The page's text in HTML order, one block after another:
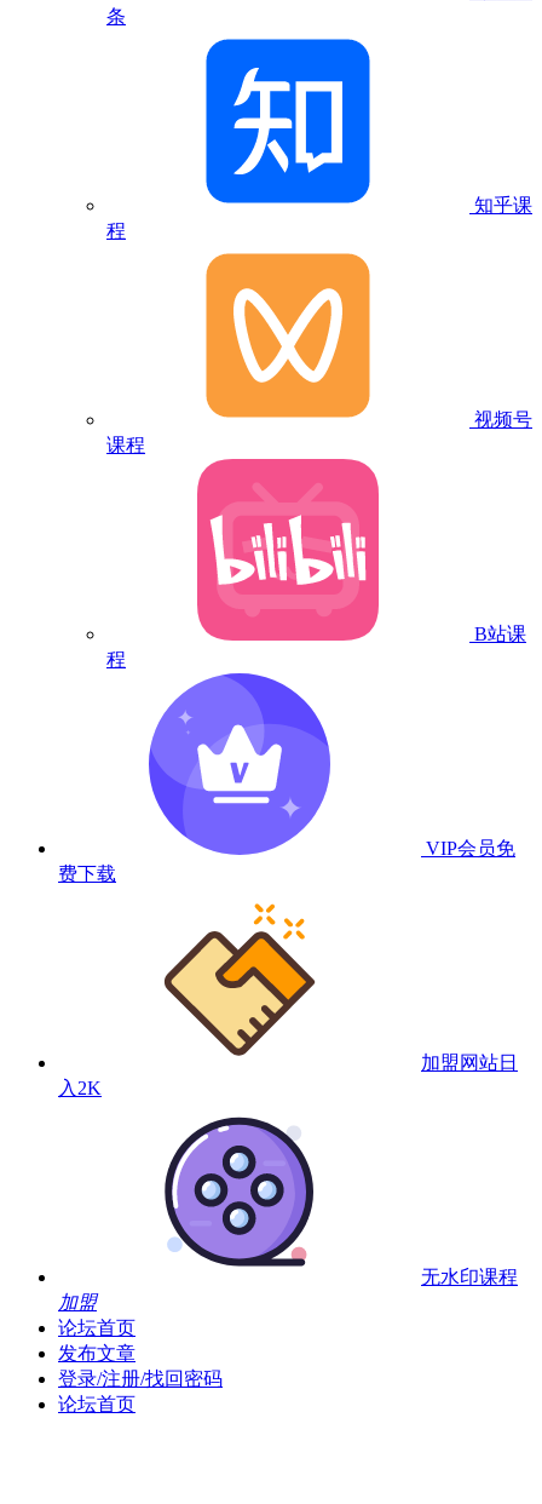
条
知乎课
程
视频号
课程
B站课
程
VIP会员免
费下载
加盟网站日
入2K
无水印课程
加盟
论坛首页
发布文章
登录/注册/找回密码
论坛首页